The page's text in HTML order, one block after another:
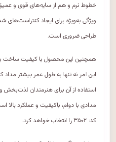
خطوط نرم و هم از سایه‌های قوی و
ویژگی به‌ویژه برای ایجاد کنتراست‌های
طراحی ضروری است.
همچنین این محصول با کیفیت ساخت
این امر نه تنها به طول عمر بیشتر
استفاده از آن برای هنرمندان لذت‌بخش
کد: ۳۵۰۲ را انتخاب خواهد کرد.